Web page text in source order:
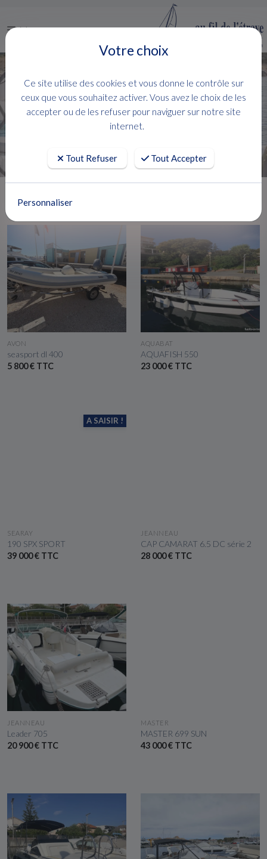
Menu
FILTRER
AVON
seasport dl 400
5 800 € TTC
VOIR LE BATEAU
AQUABAT
AQUAFISH 550
23 000 € TTC
A SAISIR !
SEARAY
190 SPX SPORT
39 000 € TTC
VOIR LE BATEAU
JEANNEAU
CAP CAMARAT 6.5 DC série 2
28 000 € TTC
VOIR LE BATEAU
JEANNEAU
Leader 705
20 900 € TTC
VOIR LE BATEAU
MASTER
MASTER 699 SUN
43 000 € TTC
Votre choix
Ce site utilise des cookies et vous donne le contrôle sur
ceux que vous souhaitez activer. Vous avez le choix de les
accepter ou de les refuser pour naviguer sur notre site
internet.
Tout Refuser Tout Accepter
Personnaliser